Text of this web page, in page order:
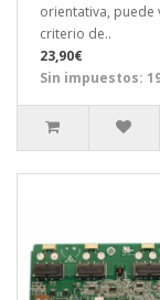
orientativa, puede
criterio de..
23,90€
Sin impuestos: